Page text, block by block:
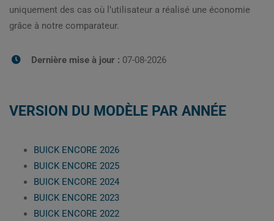
uniquement des cas où l’utilisateur a réalisé une économie
grâce à notre comparateur.
Dernière mise à jour : 07-08-2026
VERSION DU MODÈLE PAR ANNÉE
BUICK ENCORE 2026
BUICK ENCORE 2025
BUICK ENCORE 2024
BUICK ENCORE 2023
BUICK ENCORE 2022